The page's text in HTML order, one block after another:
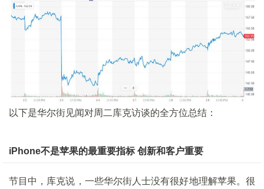
以下是华尔街见闻对周二库克访谈的全方位总结：
iPhone不是苹果的最重要指标 创新和客户重要
节目中，库克说，一些华尔街人士没有很好地理解苹果。很